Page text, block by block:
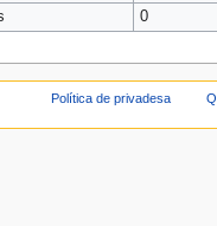
0
Política de privadesa